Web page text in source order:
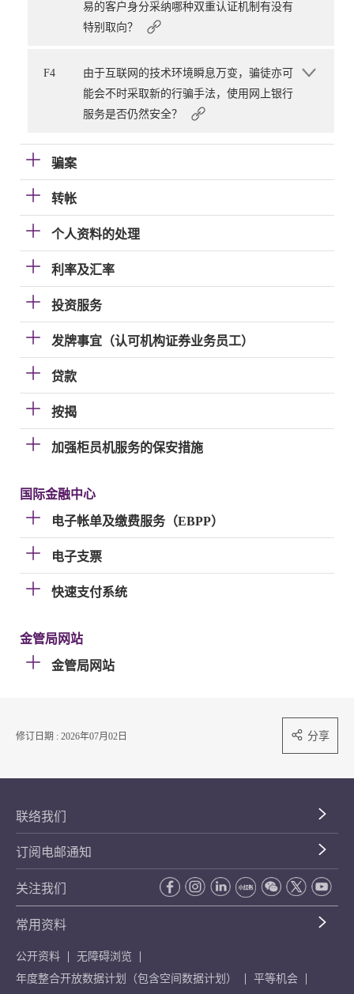
易的客户身分采纳哪种双重认证机制有没有
特别取向？
F4
由于互联网的技术环境瞬息万变，骗徒亦可
能会不时采取新的行骗手法，使用网上银行
服务是否仍然安全？
骗案
转帐
个人资料的处理
利率及汇率
投资服务
发牌事宜（认可机构证券业务员工）
贷款
按揭
加强柜员机服务的保安措施
国际金融中心
电子帐单及缴费服务（EBPP）
电子支票
快速支付系统
金管局网站
金管局网站
修订日期 : 2026年07月02日 分享
联络我们
订阅电邮通知
关注我们
常用资料
公开资料
无障碍浏览
年度整合开放数据计划（包含空间数据计划）
平等机会